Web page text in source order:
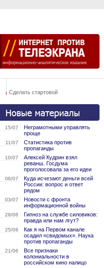
Сделать стартовой
15/07
Неграмотными управлять
проще
11/07
Статистика против
пропаганды
10/07
Алексей Кудрин взял
реванш. Госдума
проголосовала за его идеи
06/07
Куда исчезают деньги всей
России: вопрос и ответ
рядом
03/07
Новости с фронта
информационной войны
28/06
Гипноз на службе силовиков:
правда или нам лгут?
25/06
Как я на Первом канале
осадил «свидомых». Наука
против пропаганды
21/06
Все признаки
колониальности в
российском кино налицо